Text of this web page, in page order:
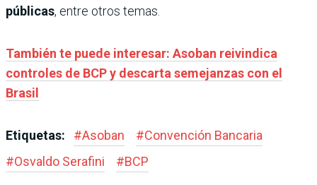
públicas, entre otros temas.
También te puede interesar: Asoban reivindica
controles de BCP y descarta semejanzas con el
Brasil
Etiquetas: #Asoban #Convención Bancaria
#Osvaldo Serafini #BCP